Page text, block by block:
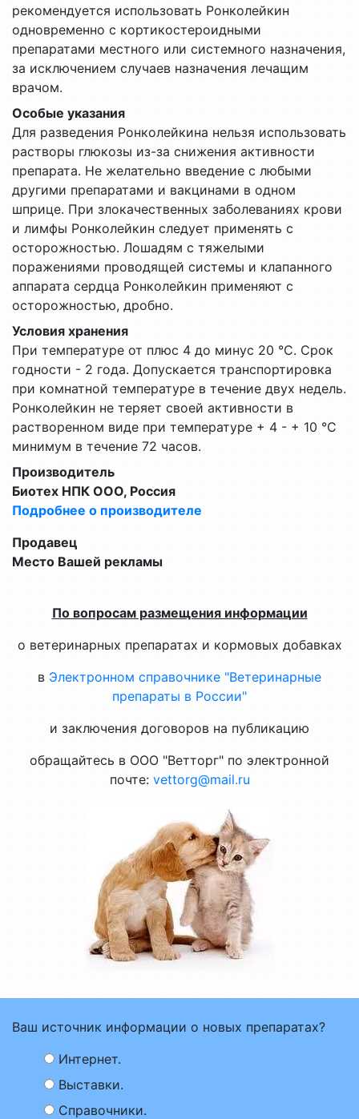
рекомендуется использовать Ронколейкин
одновременно с кортикостероидными
препаратами местного или системного назначения,
за исключением случаев назначения лечащим
врачом.
Особые указания
Для разведения Ронколейкина нельзя использовать
растворы глюкозы из-за снижения активности
препарата. Не желательно введение с любыми
другими препаратами и вакцинами в одном
шприце. При злокачественных заболеваниях крови
и лимфы Ронколейкин следует применять с
осторожностью. Лошадям с тяжелыми
поражениями проводящей системы и клапанного
аппарата сердца Ронколейкин применяют с
осторожностью, дробно.
Условия хранения
При температуре от плюс 4 до минус 20 °С. Срок
годности - 2 года. Допускается транспортировка
при комнатной температуре в течение двух недель.
Ронколейкин не теряет своей активности в
растворенном виде при температуре + 4 - + 10 °С
минимум в течение 72 часов.
Производитель
Биотех НПК ООО, Россия
Подробнее о производителе
Продавец
Место Вашей рекламы
По вопросам размещения информации
о ветеринарных препаратах и кормовых добавках
в Электронном справочнике "Ветеринарные
препараты в России"
и заключения договоров на публикацию
обращайтесь в ООО "Ветторг" по электронной
почте: vettorg@mail.ru
Ваш источник информации о новых препаратах?
Интернет.
Выставки.
Справочники.